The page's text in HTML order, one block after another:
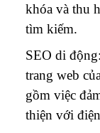
khóa và thu
tìm kiếm.
SEO di
trang web
gồm việc
thiện với